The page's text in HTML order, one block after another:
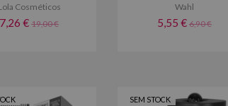
Cosméticos
7,26 €19,00 €
Wahl
5,55 €6,90 €
SEM STOCK